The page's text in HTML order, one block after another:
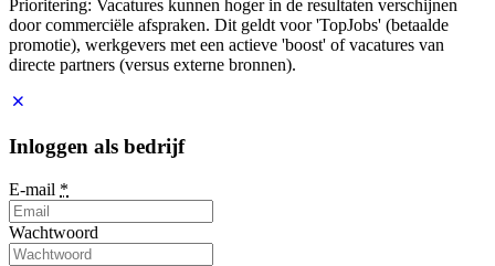
Prioritering: Vacatures kunnen hoger in de resultaten verschijnen
door commerciële afspraken. Dit geldt voor 'TopJobs' (betaalde
promotie), werkgevers met een actieve 'boost' of vacatures van
directe partners (versus externe bronnen).
Inloggen als bedrijf
E-mail *
Wachtwoord